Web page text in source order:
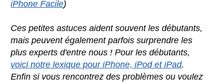
iPhone Facile)
Ces petites astuces aident souvent les débutants,
mais peuvent également parfois surprendre les
plus experts d'entre nous ! Pour les débutants,
voici notre lexique pour iPhone, iPod et iPad.
Enfin si vous rencontrez des problèmes ou voulez